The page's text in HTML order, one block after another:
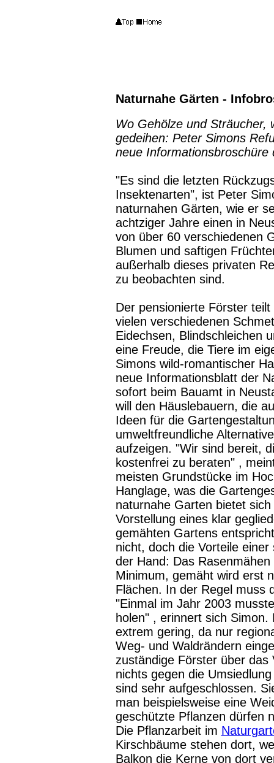
Naturnahe Gärten -
Wo Gehölze und Sträucher,
gedeihen: Peter Simons
neue
"Es sind die letzten
Insektenarten", ist Peter
naturnahen Gärten, wie er
achtziger Jahre einen in
von über 60 verschiedenen
Blumen und saftigen
außerhalb dieses privaten
zu beobachten sind.
Der pensionierte Förster
vielen verschiedenen
Eidechsen, Blindschleichen
eine Freude, die Tiere im
Simons wild-romantischer
neue Informationsblatt der
sofort beim Bauamt in
will den Häuslebauern, die
Ideen für die
umweltfreundliche
aufzeigen. "Wir sind bereit,
kostenfrei zu beraten" ,
meisten Grundstücke im
Hanglage, was die
naturnahe Garten bietet
Vorstellung eines klar
gemähten Gartens
nicht, doch die Vorteile
der Hand: Das
Minimum, gemäht wird erst
Flächen. In der Regel muss
"Einmal im Jahr 2003
holen" , erinnert sich
extrem gering, da nur
Weg- und Waldrändern
zuständige Förster über
nichts gegen die
sind sehr aufgeschlossen.
man beispielsweise eine
geschützte Pflanzen dürfen
Die Pflanzarbeit im
Kirschbäume stehen dort,
Balkon die Kerne von dort